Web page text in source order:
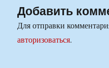
Добавить
Для отправки
авторизоваться.